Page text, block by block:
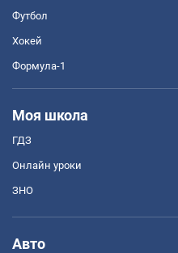
Футбол
Хокей
Формула-1
Моя школа
ГДЗ
Онлайн уроки
ЗНО
Авто